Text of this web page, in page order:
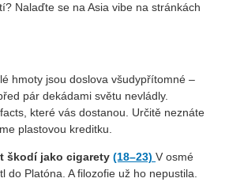
Nalaďte se na Asia vibe na stránkách
hmoty jsou doslova všudypřítomné –
pár dekádami světu nevládly.
které vás dostanou. Určitě neznáte
plastovou kreditku.
škodí jako cigarety (18–23) V osmé
do Platóna. A filozofie už ho nepustila.